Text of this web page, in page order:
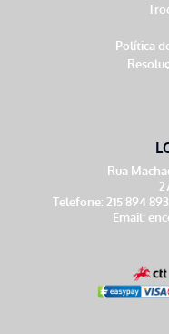
Política
Rua
Telefone: 215 894
Email: